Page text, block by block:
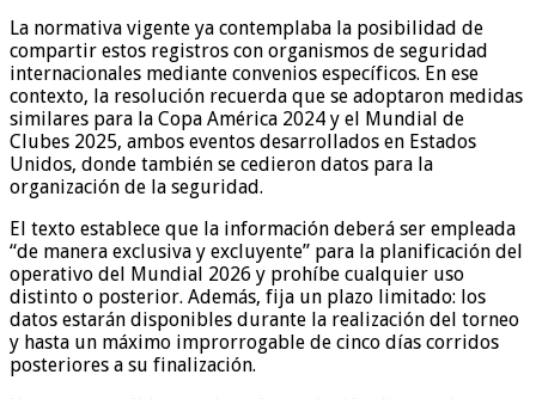
La normativa vigente ya contemplaba la posibilidad de
compartir estos registros con organismos de seguridad
internacionales mediante convenios específicos. En ese
contexto, la resolución recuerda que se adoptaron medidas
similares para la Copa América 2024 y el Mundial de
Clubes 2025, ambos eventos desarrollados en Estados
Unidos, donde también se cedieron datos para la
organización de la seguridad.
El texto establece que la información deberá ser empleada
“de manera exclusiva y excluyente” para la planificación del
operativo del Mundial 2026 y prohíbe cualquier uso
distinto o posterior. Además, fija un plazo limitado: los
datos estarán disponibles durante la realización del torneo
y hasta un máximo improrrogable de cinco días corridos
posteriores a su finalización.